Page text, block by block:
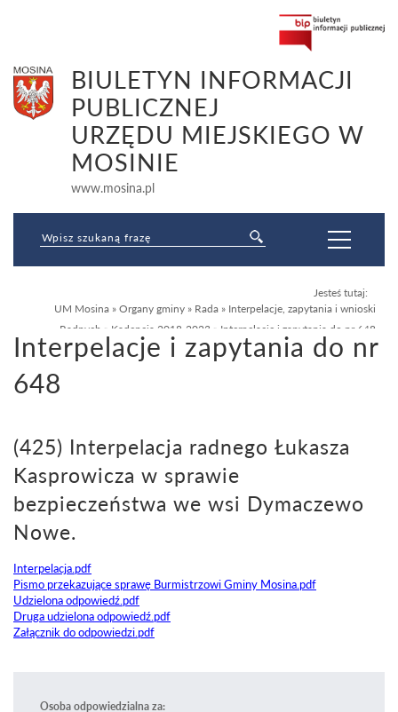
BIULETYN INFORMACJI
PUBLICZNEJ
URZĘDU MIEJSKIEGO W
MOSINIE
www.mosina.pl
Jesteś tutaj:
UM Mosina » Organy gminy » Rada » Interpelacje, zapytania i wnioski
Radnych » Kadencja 2018-2023 » Interpelacje i zapytania do nr 648
Interpelacje i zapytania do nr
648
(425) Interpelacja radnego Łukasza
Kasprowicza w sprawie
bezpieczeństwa we wsi Dymaczewo
Nowe.
Interpelacja.pdf
Pismo przekazujące sprawę Burmistrzowi Gminy Mosina.pdf
Udzielona odpowiedź.pdf
Druga udzielona odpowiedź.pdf
Załącznik do odpowiedzi.pdf
Osoba odpowiedzialna za: